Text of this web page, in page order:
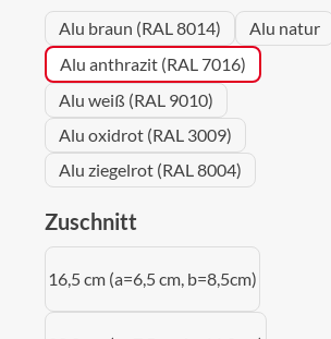
Alu braun (RAL 8014)
Alu natur
Alu anthrazit (RAL 7016)
Alu weiß (RAL 9010)
Alu oxidrot (RAL 3009)
Alu ziegelrot (RAL 8004)
Zuschnitt
16,5 cm (a=6,5 cm, b=8,5cm)